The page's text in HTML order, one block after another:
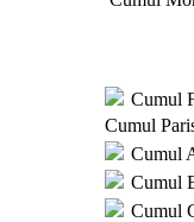
Cumul
Cumul
Cumul
Cumul
Cumul